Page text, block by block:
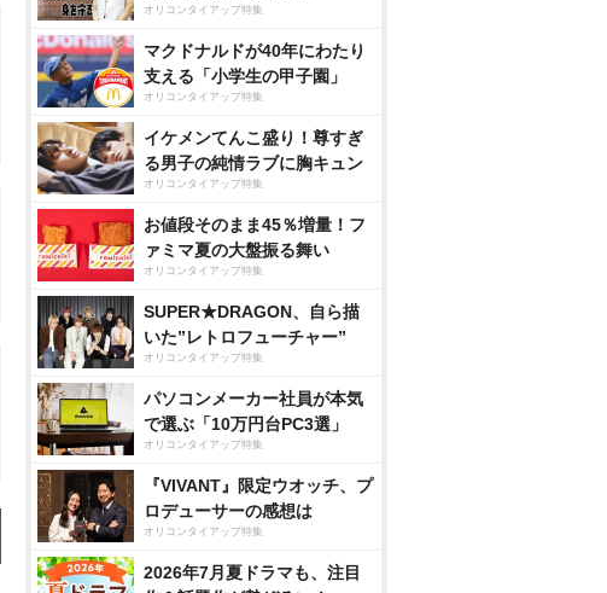
オリコンタイアップ特集
マクドナルドが40年にわたり
支える「小学生の甲子園」
オリコンタイアップ特集
イケメンてんこ盛り！尊すぎ
る男子の純情ラブに胸キュン
オリコンタイアップ特集
お値段そのまま45％増量！フ
ァミマ夏の大盤振る舞い
オリコンタイアップ特集
SUPER★DRAGON、自ら描
いた”レトロフューチャー”
オリコンタイアップ特集
パソコンメーカー社員が本気
で選ぶ「10万円台PC3選」
オリコンタイアップ特集
『VIVANT』限定ウオッチ、プ
ロデューサーの感想は
オリコンタイアップ特集
2026年7月夏ドラマも、注目